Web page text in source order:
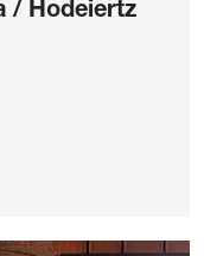
/ Hodeiertz